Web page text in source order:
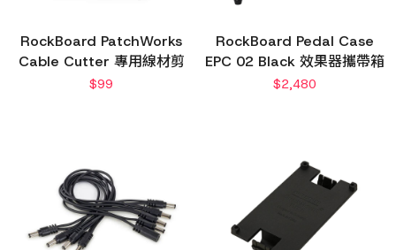
RockBoard PatchWorks
Cable Cutter 專用線材剪
$99
RockBoard Pedal Case
EPC 02 Black 效果器攜帶箱
$2,480